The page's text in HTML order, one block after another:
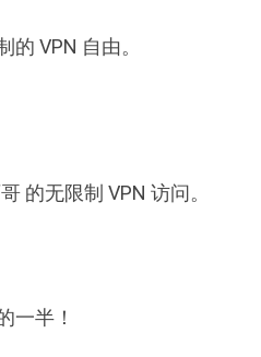
VPN 自由。
的无限制 VPN 访问。
一半！